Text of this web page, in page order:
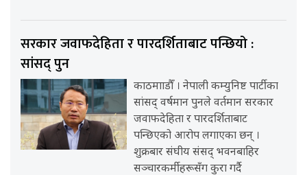
सरकार जवाफदेहिता र पारदर्शिताबाट पन्छियो :
सांसद् पुन
काठमााडौँ । नेपाली कम्युनिष्ट पार्टीका
सांसद् वर्षमान पुनले वर्तमान सरकार
जवाफदेहिता र पारदर्शिताबाट
पन्छिएको आरोप लगाएका छन् ।
शुक्रबार संघीय संसद् भवनबाहिर
सञ्चारकर्मीहरूसँग कुरा गर्दै